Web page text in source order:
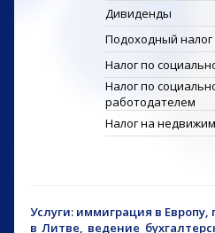
Дивиденды
Подоходный налог
Налог по
Налог по
работодателем
Налог на
Услуги: иммиграция в
в Литве, ведение